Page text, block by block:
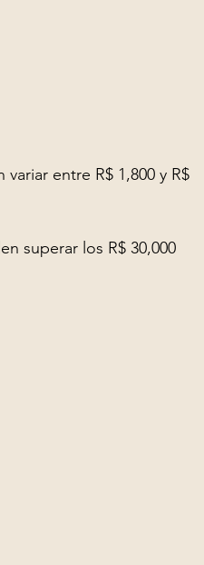
entre R$ 1,800 y R$
superar los R$ 30,000